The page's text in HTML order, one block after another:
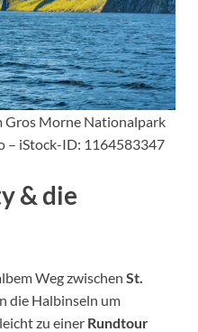
Gros Morne Nationalpark
– iStock-ID: 1164583347
& die
Weg zwischen St.
die Halbinseln um
zu einer Rundtour